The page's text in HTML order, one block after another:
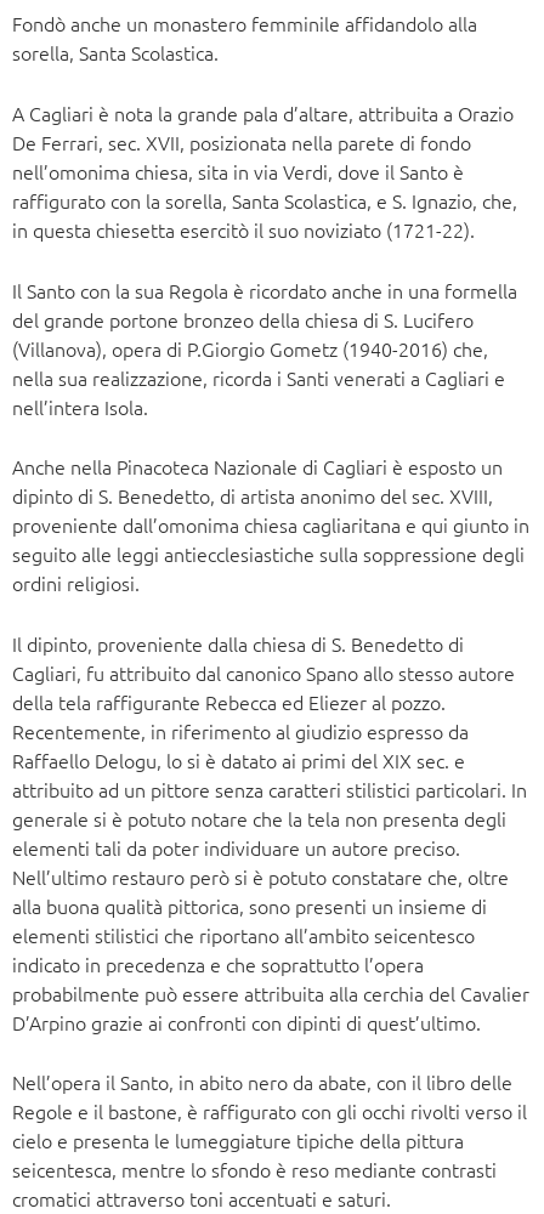
Fondò anche un monastero femminile affidandolo alla
sorella, Santa Scolastica.
A Cagliari è nota la grande pala d’altare, attribuita a Orazio
De Ferrari, sec. XVII, posizionata nella parete di fondo
nell’omonima chiesa, sita in via Verdi, dove il Santo è
raffigurato con la sorella, Santa Scolastica, e S. Ignazio, che,
in questa chiesetta esercitò il suo noviziato (1721-22).
Il Santo con la sua Regola è ricordato anche in una formella
del grande portone bronzeo della chiesa di S. Lucifero
(Villanova), opera di P.Giorgio Gometz (1940-2016) che,
nella sua realizzazione, ricorda i Santi venerati a Cagliari e
nell’intera Isola.
Anche nella Pinacoteca Nazionale di Cagliari è esposto un
dipinto di S. Benedetto, di artista anonimo del sec. XVIII,
proveniente dall’omonima chiesa cagliaritana e qui giunto in
seguito alle leggi antiecclesiastiche sulla soppressione degli
ordini religiosi.
Il dipinto, proveniente dalla chiesa di S. Benedetto di
Cagliari, fu attribuito dal canonico Spano allo stesso autore
della tela raffigurante Rebecca ed Eliezer al pozzo.
Recentemente, in riferimento al giudizio espresso da
Raffaello Delogu, lo si è datato ai primi del XIX sec. e
attribuito ad un pittore senza caratteri stilistici particolari. In
generale si è potuto notare che la tela non presenta degli
elementi tali da poter individuare un autore preciso.
Nell’ultimo restauro però si è potuto constatare che, oltre
alla buona qualità pittorica, sono presenti un insieme di
elementi stilistici che riportano all’ambito seicentesco
indicato in precedenza e che soprattutto l’opera
probabilmente può essere attribuita alla cerchia del Cavalier
D’Arpino grazie ai confronti con dipinti di quest’ultimo.
Nell’opera il Santo, in abito nero da abate, con il libro delle
Regole e il bastone, è raffigurato con gli occhi rivolti verso il
cielo e presenta le lumeggiature tipiche della pittura
seicentesca, mentre lo sfondo è reso mediante contrasti
cromatici attraverso toni accentuati e saturi.